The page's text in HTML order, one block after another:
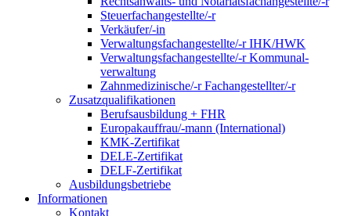
Steuerfachangestellte/-r
Verkäufer/-in
Verwaltungs­fach­angestellte/-r IHK/HWK
Verwaltungsfach­angestellte/-r Kommunal­
verwaltung
Zahnmedizinische/-r Fachangestellter/-r
Zusatzqualifikationen
Berufsausbildung + FHR
Europakauffrau/-mann (International)
KMK-Zertifikat
DELE-Zertifikat
DELF-Zertifikat
Ausbildungsbetriebe
Informationen
Kontakt